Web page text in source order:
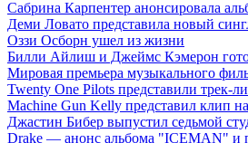
Сабрина Карпентер анонсировала
Деми Ловато представила новый
Оззи Осборн ушел из жизни
Билли Айлиш и Джеймс Кэмерон
Мировая премьера музыкального
Twenty One Pilots представили трек-
Machine Gun Kelly представил клип
Джастин Бибер выпустил седьмой
Drake — анонс альбома "ICEMAN" и